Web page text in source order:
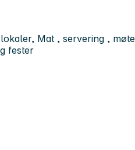
Mat , servering ,
fester